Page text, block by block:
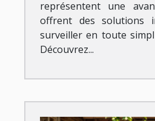
représentent une
offrent des solutions
surveiller en toute
Découvrez...